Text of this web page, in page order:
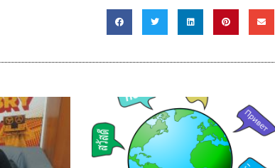
góry
oraz
zwiększyć
lub
zmniejszyć